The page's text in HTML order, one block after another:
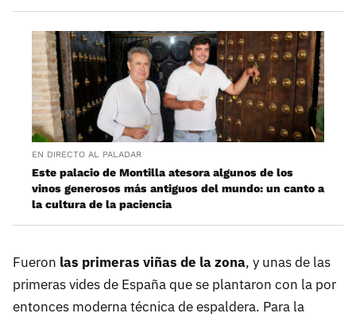
EN DIRECTO AL PALADAR
Este palacio de Montilla atesora algunos de los
vinos generosos más antiguos del mundo: un canto a
la cultura de la paciencia
Fueron las primeras viñas de la zona, y unas de las
primeras vides de España que se plantaron con la por
entonces moderna técnica de espaldera. Para la